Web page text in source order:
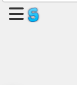
作
成